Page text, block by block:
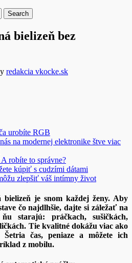
bielizeň bez
redakcia vkocke.sk
urobíte RGB
na modernej elektronike štve viac
robíte to správne?
kúpiť s cudzími dátami
zlepšiť váš intímny život
bielizeň je snom každej ženy. Aby
čo najdlhšie, dajte si záležať na
starajú: práčkach, sušičkách,
Tie kvalitné dokážu viac ako
čas, peniaze a môžete ich
z mobilu.